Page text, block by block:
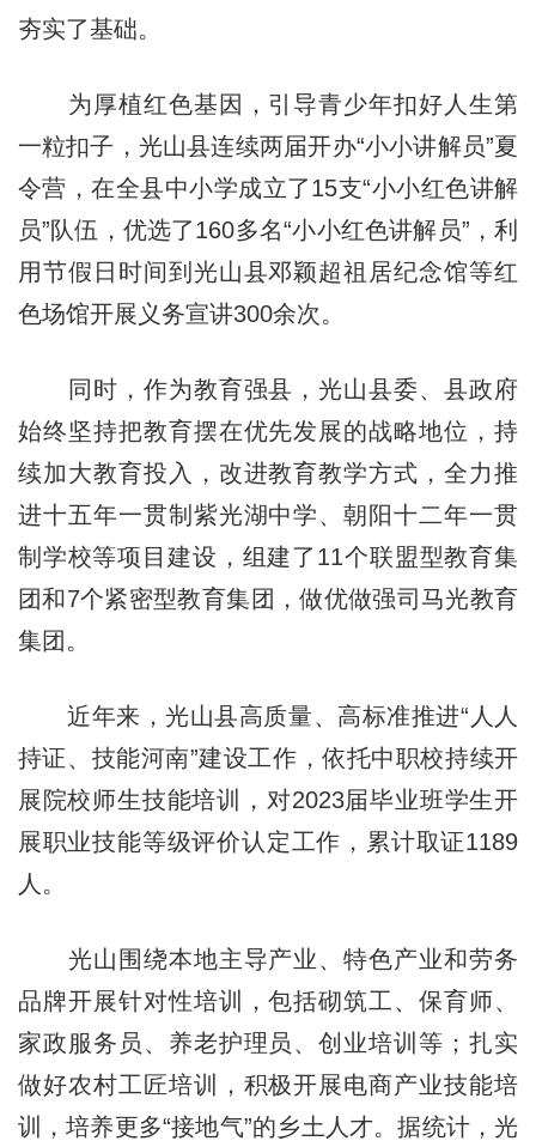
夯实了基础。
为厚植红色基因，引导青少年扣好人生第
一粒扣子，光山县连续两届开办“小小讲解员”夏
令营，在全县中小学成立了15支“小小红色讲解
员”队伍，优选了160多名“小小红色讲解员”，利
用节假日时间到光山县邓颖超祖居纪念馆等红
色场馆开展义务宣讲300余次。
同时，作为教育强县，光山县委、县政府
始终坚持把教育摆在优先发展的战略地位，持
续加大教育投入，改进教育教学方式，全力推
进十五年一贯制紫光湖中学、朝阳十二年一贯
制学校等项目建设，组建了11个联盟型教育集
团和7个紧密型教育集团，做优做强司马光教育
集团。
近年来，光山县高质量、高标准推进“人人
持证、技能河南”建设工作，依托中职校持续开
展院校师生技能培训，对2023届毕业班学生开
展职业技能等级评价认定工作，累计取证1189
人。
光山围绕本地主导产业、特色产业和劳务
品牌开展针对性培训，包括砌筑工、保育师、
家政服务员、养老护理员、创业培训等；扎实
做好农村工匠培训，积极开展电商产业技能培
训，培养更多“接地气”的乡土人才。据统计，光